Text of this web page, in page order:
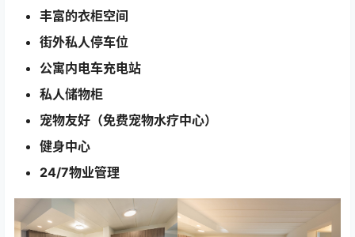
丰富的衣柜空间
街外私人停车位
公寓内电车充电站
私人储物柜
宠物友好（免费宠物水疗中心）
健身中心
24/7物业管理